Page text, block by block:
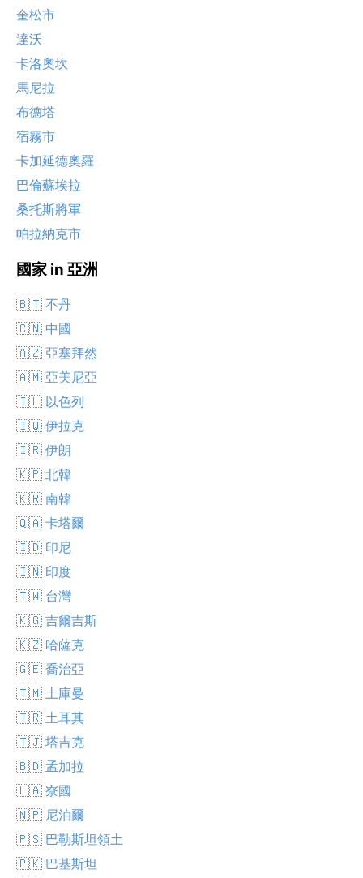
奎松市
達沃
卡洛奧坎
馬尼拉
布德塔
宿霧市
卡加延德奧羅
巴倫蘇埃拉
桑托斯將軍
帕拉納克市
國家 in 亞洲
🇧🇹 不丹
🇨🇳 中國
🇦🇿 亞塞拜然
🇦🇲 亞美尼亞
🇮🇱 以色列
🇮🇶 伊拉克
🇮🇷 伊朗
🇰🇵 北韓
🇰🇷 南韓
🇶🇦 卡塔爾
🇮🇩 印尼
🇮🇳 印度
🇹🇼 台灣
🇰🇬 吉爾吉斯
🇰🇿 哈薩克
🇬🇪 喬治亞
🇹🇲 土庫曼
🇹🇷 土耳其
🇹🇯 塔吉克
🇧🇩 孟加拉
🇱🇦 寮國
🇳🇵 尼泊爾
🇵🇸 巴勒斯坦領土
🇵🇰 巴基斯坦